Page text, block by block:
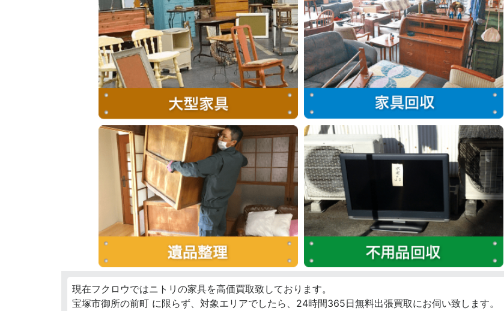
現在フクロウではニトリの家具を高価買取致しております。
宝塚市御所の前町 に限らず、対象エリアでしたら、24時間365日無料出張買取にお伺い致します。